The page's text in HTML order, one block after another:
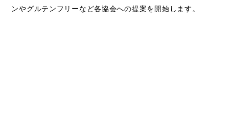
ンやグルテンフリーなど各協会への提案を開始します。